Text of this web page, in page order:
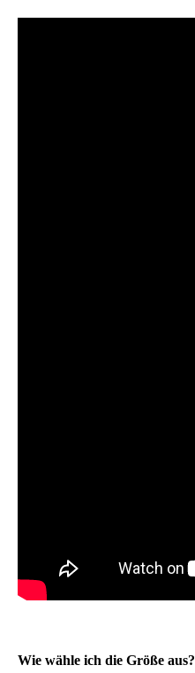
Wie wähle ich die Größe aus?